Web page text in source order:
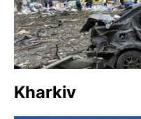
Kharkiv